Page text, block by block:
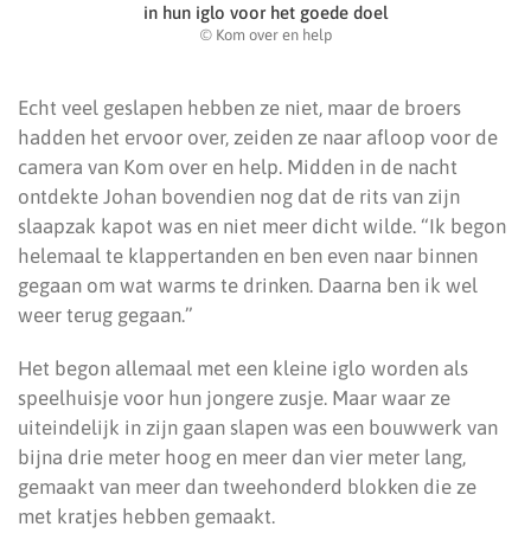
in hun iglo voor het goede doel
© Kom over en help
Echt veel geslapen hebben ze niet, maar de broers
hadden het ervoor over, zeiden ze naar afloop voor de
camera van Kom over en help. Midden in de nacht
ontdekte Johan bovendien nog dat de rits van zijn
slaapzak kapot was en niet meer dicht wilde. “Ik begon
helemaal te klappertanden en ben even naar binnen
gegaan om wat warms te drinken. Daarna ben ik wel
weer terug gegaan.”
Het begon allemaal met een kleine iglo worden als
speelhuisje voor hun jongere zusje. Maar waar ze
uiteindelijk in zijn gaan slapen was een bouwwerk van
bijna drie meter hoog en meer dan vier meter lang,
gemaakt van meer dan tweehonderd blokken die ze
met kratjes hebben gemaakt.